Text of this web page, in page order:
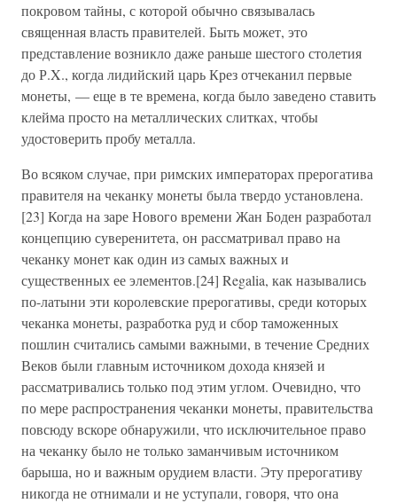
покровом тайны, с которой обычно связывалась
священная власть правителей. Быть может, это
представление возникло даже раньше шестого столетия
до Р.X., когда лидийский царь Крез отчеканил первые
монеты, — еще в те времена, когда было заведено ставить
клейма просто на металлических слитках, чтобы
удостоверить пробу металла.
Во всяком случае, при римских императорах прерогатива
правителя на чеканку монеты была твердо установлена.
[23] Когда на заре Нового времени Жан Боден разработал
концепцию суверенитета, он рассматривал право на
чеканку монет как один из самых важных и
существенных ее элементов.[24] Regalia, как назывались
по-латыни эти королевские прерогативы, среди которых
чеканка монеты, разработка руд и сбор таможенных
пошлин считались самыми важными, в течение Средних
Веков были главным источником дохода князей и
рассматривались только под этим углом. Очевидно, что
по мере распространения чеканки монеты, правительства
повсюду вскоре обнаружили, что исключительное право
на чеканку было не только заманчивым источником
барыша, но и важным орудием власти. Эту прерогативу
никогда не отнимали и не уступали, говоря, что она